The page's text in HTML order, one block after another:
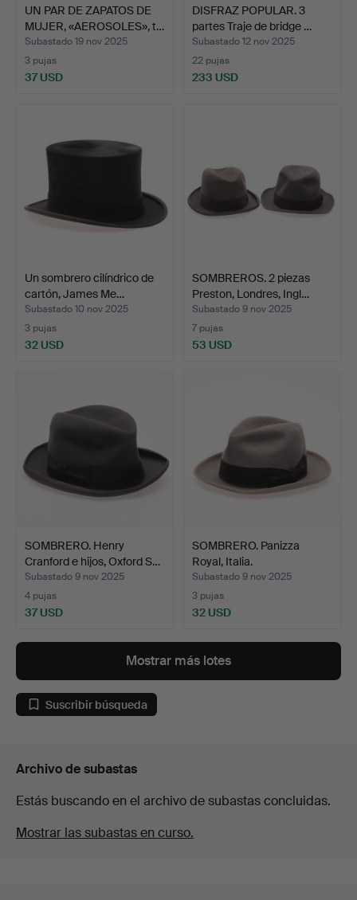
UN PAR DE ZAPATOS DE
MUJER, «AEROSOLES», t…
Subastado 19 nov 2025
3 pujas
37 USD
DISFRAZ POPULAR. 3
partes Traje de bridge …
Subastado 12 nov 2025
22 pujas
233 USD
Un sombrero cilíndrico de
cartón, James Me…
Subastado 10 nov 2025
3 pujas
32 USD
SOMBREROS. 2 piezas
Preston, Londres, Ingl…
Subastado 9 nov 2025
7 pujas
53 USD
SOMBRERO. Henry
Cranford e hijos, Oxford S…
Subastado 9 nov 2025
4 pujas
37 USD
SOMBRERO. Panizza
Royal, Italia.
Subastado 9 nov 2025
3 pujas
32 USD
Mostrar más lotes
Suscribir búsqueda
Archivo de subastas
Estás buscando en el archivo de subastas concluidas.
Mostrar las subastas en curso.